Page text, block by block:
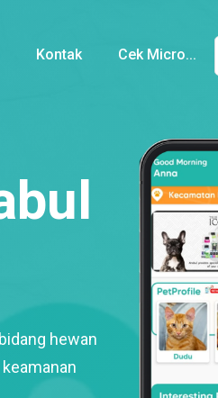
Kontak Cek Micro...
hewan